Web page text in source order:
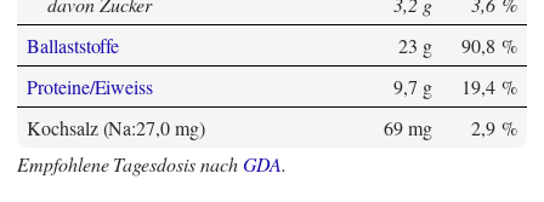
Ballaststoffe
23 g
90,8 %
Proteine/Eiweiss
9,7 g
19,4 %
Kochsalz (Na:27,0 mg)
69 mg
2,9 %
Empfohlene Tagesdosis nachGDA.